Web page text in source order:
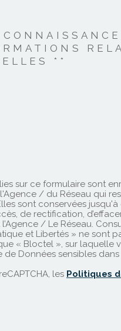
que vos droits « Informatique et Libertés
est protégé par reCAPTCHA, les
**
sur ce formulaire sont
/ du Réseau qui
sont conservées
de rectification,
/ Le Réseau.
et Libertés » ne sont
« Bloctel », sur laquelle
de Données sensibles
les Politiques